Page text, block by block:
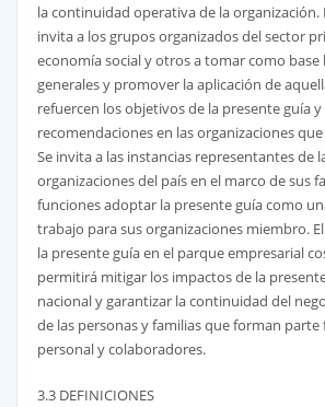
la continuidad operativa de la organización.
invita a los grupos organizados del sector
economía social y otros a tomar como
generales y promover la aplicación de
refuercen los objetivos de la presente guía y
recomendaciones en las organizaciones
Se invita a las instancias representantes de
organizaciones del país en el marco de sus
funciones adoptar la presente guía como
trabajo para sus organizaciones miembro.
la presente guía en el parque empresarial
permitirá mitigar los impactos de la
nacional y garantizar la continuidad del
de las personas y familias que forman
personal y colaboradores.
3.3 DEFINICIONES